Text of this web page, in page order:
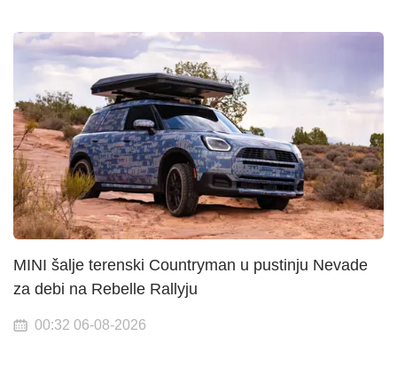
MINI šalje terenski Countryman u pustinju Nevade
za debi na Rebelle Rallyju
00:32 06-08-2026